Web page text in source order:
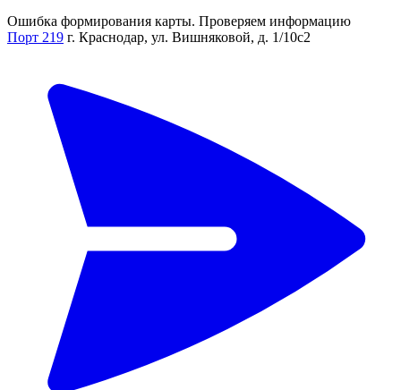
Ошибка формирования карты. Проверяем информацию
Порт 219 г. Краснодар, ул. Вишняковой, д. 1/10с2